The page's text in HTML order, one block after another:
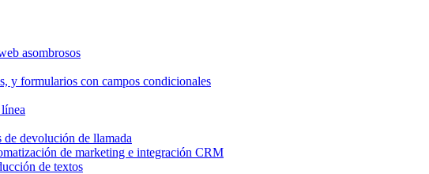
asombrosos
y formularios con campos condicionales
de devolución de llamada
de marketing e integración CRM
de textos